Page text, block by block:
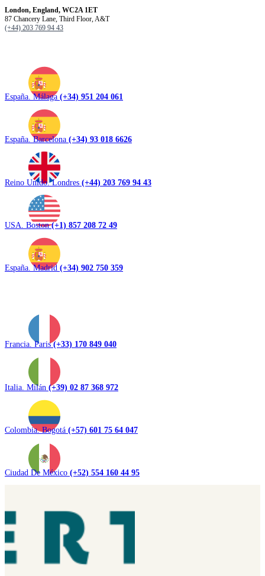
London, England, WC2A 1ET
87 Chancery Lane, Third Floor, A&T
(+44) 203 769 94 43
España. Málaga (+34) 951 204 061
España. Barcelona (+34) 93 018 6626
Reino Unido. Londres (+44) 203 769 94 43
USA. Boston(+1) 857 208 72 49
España. Madrid (+34) 902 750 359
Francia. Paris(+33) 170 849 040
Italia. Milán (+39) 02 87 368 972
Colombia. Bogotá (+57) 601 75 64 047
Ciudad De México (+52) 554 160 44 95